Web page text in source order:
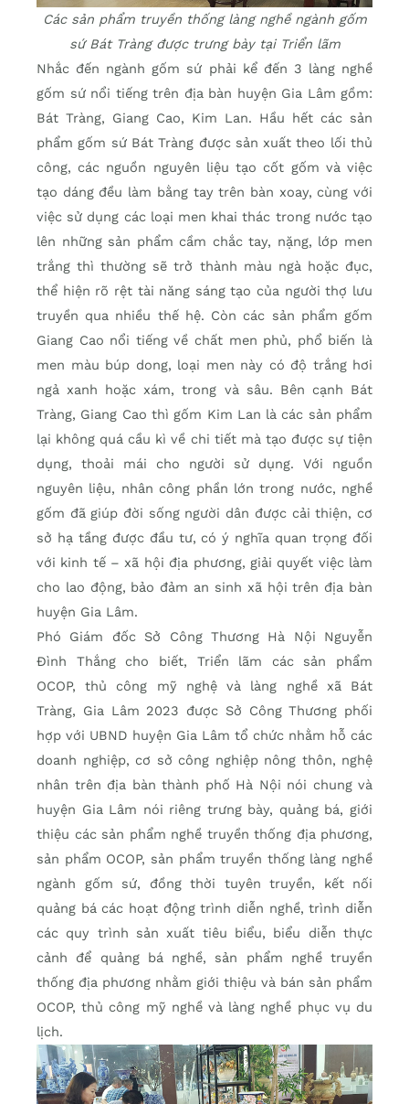
Các sản phẩm truyền thống làng nghề ngành gốm
sứ Bát Tràng được trưng bày tại Triển lãm
Nhắc đến ngành gốm sứ phải kể đến 3 làng nghề
gốm sứ nổi tiếng trên địa bàn huyện Gia Lâm gồm:
Bát Tràng, Giang Cao, Kim Lan. Hầu hết các sản
phẩm gốm sứ Bát Tràng được sản xuất theo lối thủ
công, các nguồn nguyên liệu tạo cốt gốm và việc
tạo dáng đều làm bằng tay trên bàn xoay, cùng với
việc sử dụng các loại men khai thác trong nước tạo
lên những sản phẩm cầm chắc tay, nặng, lớp men
trắng thì thường sẽ trở thành màu ngà hoặc đục,
thể hiện rõ rệt tài năng sáng tạo của người thợ lưu
truyền qua nhiều thế hệ. Còn các sản phẩm gốm
Giang Cao nổi tiếng về chất men phủ, phổ biến là
men màu búp dong, loại men này có độ trắng hơi
ngả xanh hoặc xám, trong và sâu. Bên cạnh Bát
Tràng, Giang Cao thì gốm Kim Lan là các sản phẩm
lại không quá cầu kì về chi tiết mà tạo được sự tiện
dụng, thoải mái cho người sử dụng. Với nguồn
nguyên liệu, nhân công phần lớn trong nước, nghề
gốm đã giúp đời sống người dân được cải thiện, cơ
sở hạ tầng được đầu tư, có ý nghĩa quan trọng đối
với kinh tế – xã hội địa phương, giải quyết việc làm
cho lao động, bảo đảm an sinh xã hội trên địa bàn
huyện Gia Lâm.
Phó Giám đốc Sở Công Thương Hà Nội Nguyễn
Đình Thắng cho biết, Triển lãm các sản phẩm
OCOP, thủ công mỹ nghệ và làng nghề xã Bát
Tràng, Gia Lâm 2023 được Sở Công Thương phối
hợp với UBND huyện Gia Lâm tổ chức nhằm hỗ các
doanh nghiệp, cơ sở công nghiệp nông thôn, nghệ
nhân trên địa bàn thành phố Hà Nội nói chung và
huyện Gia Lâm nói riêng trưng bày, quảng bá, giới
thiệu các sản phẩm nghề truyền thống địa phương,
sản phẩm OCOP, sản phẩm truyền thống làng nghề
ngành gốm sứ, đồng thời tuyên truyền, kết nối
quảng bá các hoạt động trình diễn nghề, trình diễn
các quy trình sản xuất tiêu biểu, biểu diễn thực
cảnh để quảng bá nghề, sản phẩm nghề truyền
thống địa phương nhằm giới thiệu và bán sản phẩm
OCOP, thủ công mỹ nghề và làng nghề phục vụ du
lịch.